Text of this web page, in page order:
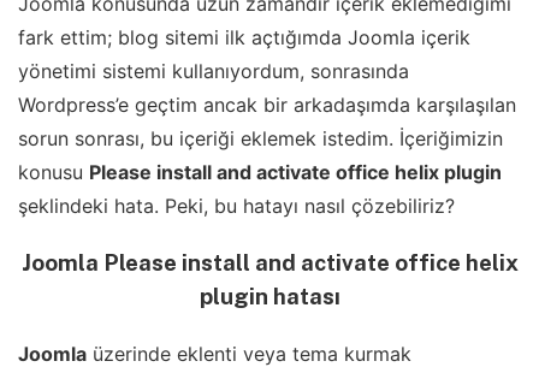
fark ettim; blog sitemi ilk açtığımda Joomla içerik
yönetimi sistemi kullanıyordum, sonrasında
Wordpress’e geçtim ancak bir arkadaşımda karşılaşılan
sorun sonrası, bu içeriği eklemek istedim. İçeriğimizin
konusu Please install and activate office helix plugin
şeklindeki hata. Peki, bu hatayı nasıl çözebiliriz?
Joomla Please install and activate office helix
plugin hatası
Joomla üzerinde eklenti veya tema kurmak